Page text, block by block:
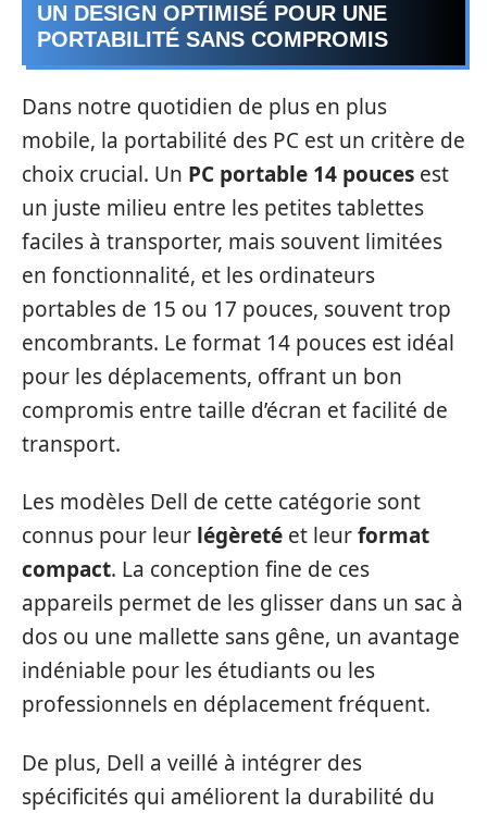
UN DESIGN OPTIMISÉ POUR UNE
PORTABILITÉ SANS COMPROMIS
Dans notre quotidien de plus en plus
mobile, la portabilité des PC est un critère de
choix crucial. Un PC portable 14 pouces est
un juste milieu entre les petites tablettes
faciles à transporter, mais souvent limitées
en fonctionnalité, et les ordinateurs
portables de 15 ou 17 pouces, souvent trop
encombrants. Le format 14 pouces est idéal
pour les déplacements, offrant un bon
compromis entre taille d’écran et facilité de
transport.
Les modèles Dell de cette catégorie sont
connus pour leur légèreté et leurformat
compact. La conception fine de ces
appareils permet de les glisser dans un sac à
dos ou une mallette sans gêne, un avantage
indéniable pour les étudiants ou les
professionnels en déplacement fréquent.
De plus, Dell a veillé à intégrer des
spécificités qui améliorent la durabilité du